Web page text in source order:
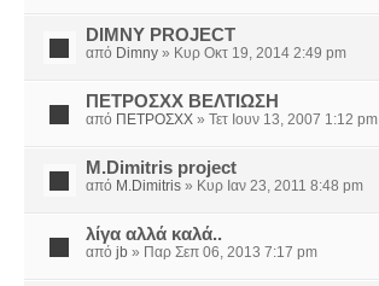
DIMNY PROJECT
από Dimny » Κυρ Οκτ 19, 2014 2:49 pm
ΠΕΤΡΟΣΧΧ ΒΕΛΤΙΩΣΗ
από ΠΕΤΡΟΣΧΧ » Τετ Ιουν 13, 2007 1:12 pm
M.Dimitris project
από M.Dimitris » Κυρ Ιαν 23, 2011 8:48 pm
λίγα αλλά καλά..
από jb » Παρ Σεπ 06, 2013 7:17 pm